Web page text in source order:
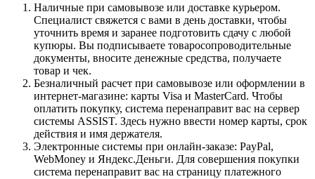
Наличные при самовывозе или доставке курьером.
Специалист свяжется с вами в день доставки, чтобы
уточнить время и заранее подготовить сдачу с любой
купюры. Вы подписываете товаросопроводительные
документы, вносите денежные средства, получаете
товар и чек.
Безналичный расчет при самовывозе или оформлении в
интернет-магазине: карты Visa и MasterCard. Чтобы
оплатить покупку, система перенаправит вас на сервер
системы ASSIST. Здесь нужно ввести номер карты, срок
действия и имя держателя.
Электронные системы при онлайн-заказе: PayPal,
WebMoney и Яндекс.Деньги. Для совершения покупки
система перенаправит вас на страницу платежного